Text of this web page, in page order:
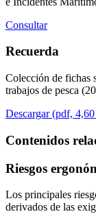
Consultar
Recuerda
Colección de fichas
trabajos de pesca
Descargar (pdf,
Contenidos
Riesgos
Los principales
derivados de las